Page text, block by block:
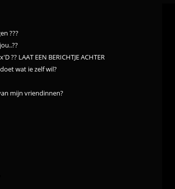
???
LAAT EEN BERICHTJE ACHTER
wat ie zelf wil?
mijn vriendinnen?